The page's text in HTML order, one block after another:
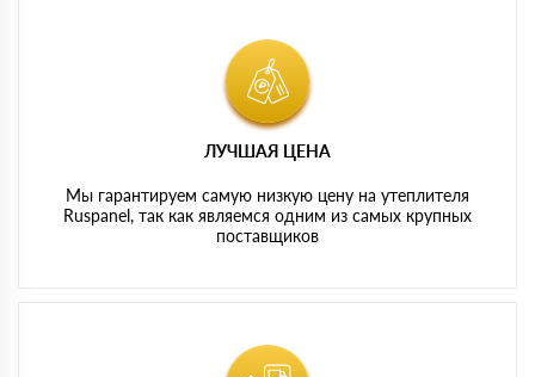
ЛУЧШАЯ ЦЕНА
Мы гарантируем самую низкую цену на утеплителя
Ruspanel, так как являемся одним из самых крупных
поставщиков